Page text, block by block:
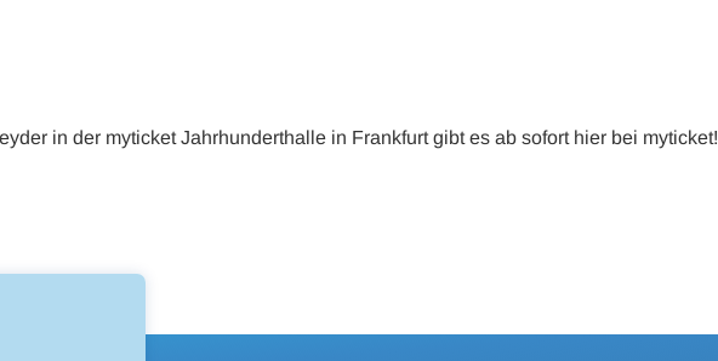
in der myticket Jahrhunderthalle in Frankfurt gibt es ab sofort hier bei myticket!